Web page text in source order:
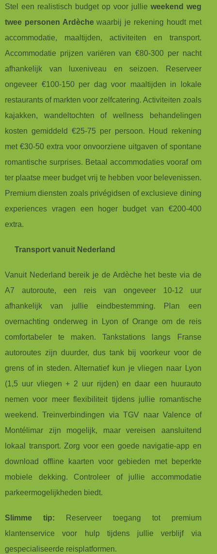
Stel een realistisch budget op voor jullie weekend weg
twee personen Ardèchewaarbij je rekening houdt met
accommodatie, maaltijden, activiteiten en transport.
Accommodatie prijzen variëren van €80-300 per nacht
afhankelijk van luxeniveau en seizoen. Reserveer
ongeveer €100-150 per dag voor maaltijden in lokale
restaurants of markten voor zelfcatering. Activiteiten zoals
kajakken, wandeltochten of wellness behandelingen
kosten gemiddeld €25-75 per persoon. Houd rekening
met €30-50 extra voor onvoorziene uitgaven of spontane
romantische surprises. Betaal accommodaties vooraf om
ter plaatse meer budget vrij te hebben voor belevenissen.
Premium diensten zoals privégidsen of exclusieve dining
experiences vragen een hoger budget van €200-400
extra.
Transport vanuit Nederland
Vanuit Nederland bereik je de Ardèche het beste via de
A7 autoroute, een reis van ongeveer 10-12 uur
afhankelijk van jullie eindbestemming. Plan een
overnachting onderweg in Lyon of Orange om de reis
comfortabeler te maken. Tankstations langs Franse
autoroutes zijn duurder, dus tank bij voorkeur voor de
grens of in steden. Alternatief kun je vliegen naar Lyon
(1,5 uur vliegen + 2 uur rijden) en daar een huurauto
nemen voor meer flexibiliteit tijdens jullie romantische
weekend. Treinverbindingen via TGV naar Valence of
Montélimar zijn mogelijk, maar vereisen aansluitend
lokaal transport. Zorg voor een goede navigatie-app en
download offline kaarten voor gebieden met beperkte
mobiele dekking. Controleer of jullie accommodatie
parkeermogelijkheden biedt.
Slimme tip: Reserveer toegang tot premium
klantenservice voor hulp tijdens jullie verblijf via
gespecialiseerde reisplatformen.